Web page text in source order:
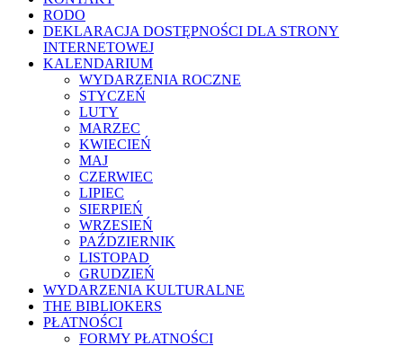
RODO
DEKLARACJA DOSTĘPNOŚCI DLA STRONY
INTERNETOWEJ
KALENDARIUM
WYDARZENIA ROCZNE
STYCZEŃ
LUTY
MARZEC
KWIECIEŃ
MAJ
CZERWIEC
LIPIEC
SIERPIEŃ
WRZESIEŃ
PAŹDZIERNIK
LISTOPAD
GRUDZIEŃ
WYDARZENIA KULTURALNE
THE BIBLIOKERS
PŁATNOŚCI
FORMY PŁATNOŚCI